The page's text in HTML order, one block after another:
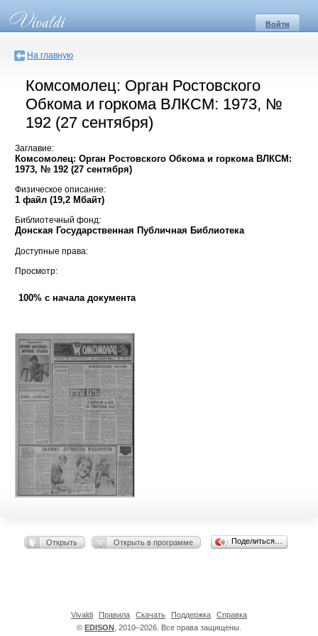
Войти
На главную
Комсомолец: Орган Ростовского
Обкома и горкома ВЛКСМ: 1973, №
192 (27 сентября)
Заглавие:
Комсомолец: Орган Ростовского Обкома и горкома ВЛКСМ:
1973, № 192 (27 сентября)
Физическое описание:
1 файл (19,2 Мбайт)
Библиотечный фонд:
Донская Государственная Публичная Библиотека
Доступные права:
Просмотр:
100% с начала документа
Открыть Открыть в программе Поделиться…
© EDISON , 2010–2026. Все права защищены.
Vivaldi Правила Скачать Поддержка Справка